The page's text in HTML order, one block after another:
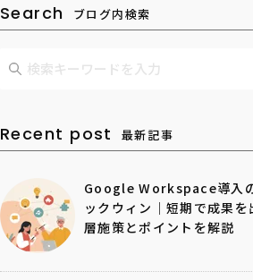
Search ブログ内検索
Recent post 最新記事
Google Workspace導入
ックウィン｜短期で成果を
層施策とポイントを解説